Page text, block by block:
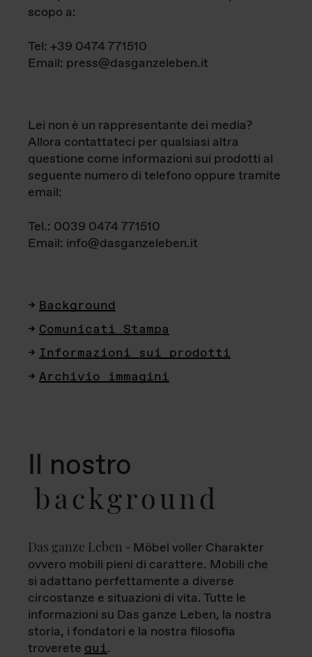
scopo a:
Tel: +39 0474 771510
Email: press@dasganzeleben.it
Lei non è un rappresentante dei media?
Allora contattateci per qualsiasi altra
questione come informazioni sui prodotti al
seguente numero di telefono oppure tramite
email:
Tel.: 0039 0474 771510
Email: info@dasganzeleben.it
Background
Comunicati Stampa
Informazioni sui prodotti
Archivio immagini
Il nostro
background
Das ganze Leben - Möbel voller Charakter
ovvero mobili pieni di carattere. Mobili che
si adattano perfettamente a diverse
circostanze e situazioni di vita. Tutte le
informazioni su Das ganze Leben, la nostra
storia, i fondatori e la nostra filosofia
troverete qui.